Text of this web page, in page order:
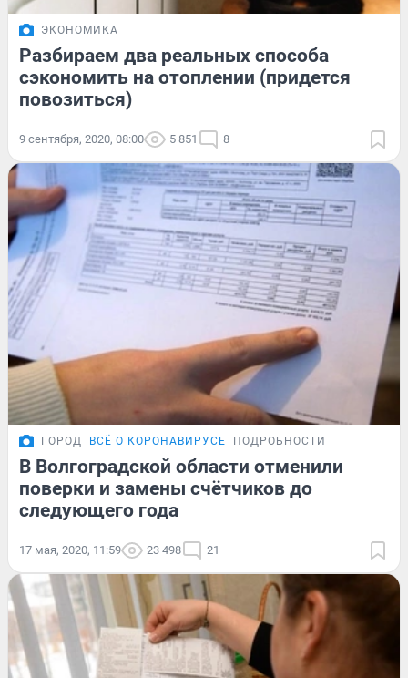
ЭКОНОМИКА
Разбираем два реальных способа
сэкономить на отоплении (придется
повозиться)
9 сентября, 2020, 08:00 5 851 8
ГОРОД ВСЁ О КОРОНАВИРУСЕ ПОДРОБНОСТИ
В Волгоградской области отменили
поверки и замены счётчиков до
следующего года
17 мая, 2020, 11:59 23 498 21